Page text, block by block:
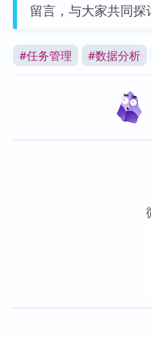
留言，与大家共同探
#任务管理 #数据分析